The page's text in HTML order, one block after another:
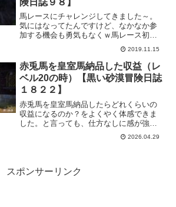
険日誌９８】
馬レースにチャレンジしてきました～。
気にはなってたんですけど、なかなか参
加する機会も勇気もなくｗ馬レース初チ
ャレの感想は、楽しかったですよ。2019.11.15
赤兎馬を皇室馬納品した収益（レ
ベル20の時）【黒い砂漠冒険日誌
１８２２】
赤兎馬を皇室馬納品したらどれくらいの
収益になるのか？をよくやく体感できま
した。と言っても、仕方なしに感が強い
んですが、これはこれでいい経験になり
ました。最大レベルまでいかなくもかな
で上げてあげます。
2026.04.29
スポンサーリンク